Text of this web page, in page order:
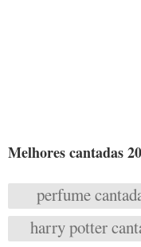
Melhores cantadas
perfume
harry potter